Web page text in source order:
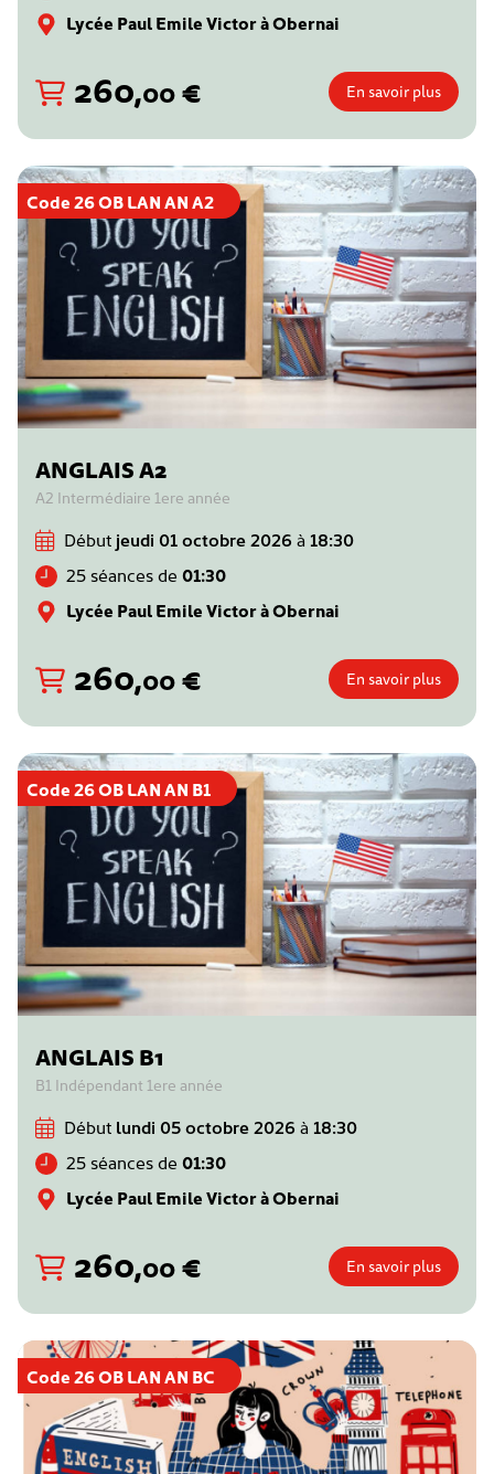
Lycée Paul Emile Victor à Obernai
260,00€ En savoir plus
Code 26 OB LAN AN A2
ANGLAIS A2
A2 Intermédiaire 1ere année
Début jeudi 01 octobre 2026 à 18:30
25 séances de 01:30
Lycée Paul Emile Victor à Obernai
260,00€ En savoir plus
Code 26 OB LAN AN B1
ANGLAIS B1
B1 Indépendant 1ere année
Début lundi 05 octobre 2026 à 18:30
25 séances de 01:30
Lycée Paul Emile Victor à Obernai
260,00€ En savoir plus
Code 26 OB LAN AN BC